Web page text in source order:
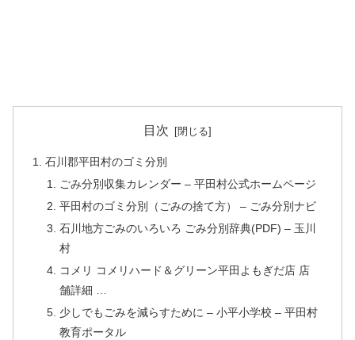
目次
石川郡平田村のゴミ分別
ごみ分別収集カレンダー – 平田村公式ホームページ
平田村のゴミ分別（ごみの捨て方） – ごみ分別ナビ
石川地方ごみのいろいろ ごみ分別辞典(PDF) – 玉川
村
コメリ コメリハード＆グリーン平田よもぎだ店 店
舗詳細 …
少しでもごみを減らすために – 小平小学校 – 平田村
教育ポータル